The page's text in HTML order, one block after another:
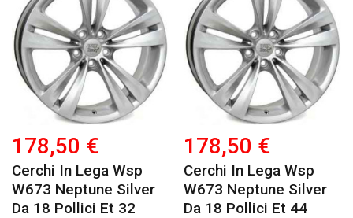
178,50 €
Cerchi In Lega Wsp
W673 Neptune Silver
Da 18 Pollici Et 32
178,50 €
Cerchi In Lega Wsp
W673 Neptune Silver
Da 18 Pollici Et 44